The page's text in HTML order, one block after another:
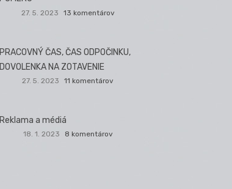
27. 5. 2023 13 komentárov
PRACOVNÝ ČAS, ČAS ODPOČINKU,
DOVOLENKA NA ZOTAVENIE
27. 5. 2023 11 komentárov
Reklama a médiá
18. 1. 2023 8 komentárov